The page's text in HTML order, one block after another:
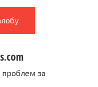
за